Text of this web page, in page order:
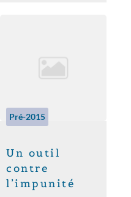
Pré-2015
Un outil
contre
l’impunité